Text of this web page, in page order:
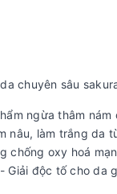
chuyên sâu
ngừa thâm
nâu, làm trắng da
chống oxy hoá
Giải độc tố cho da